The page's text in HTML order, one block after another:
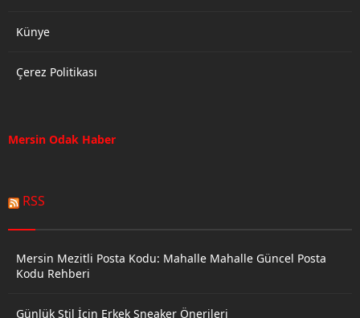
Künye
Çerez Politikası
Mersin Odak Haber
RSS
Mersin Mezitli Posta Kodu: Mahalle Mahalle Güncel Posta
Kodu Rehberi
Günlük Stil İçin Erkek Sneaker Önerileri